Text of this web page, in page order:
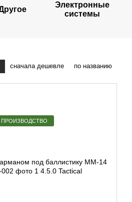
Электронные
системы
сначала дешевле по названию